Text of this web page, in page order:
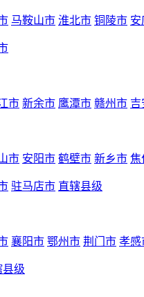
马鞍山市 淮北市 铜陵市 安
市 新余市 鹰潭市 赣州市 吉
市 安阳市 鹤壁市 新乡市 焦
驻马店市 直辖县级
襄阳市 鄂州市 荆门市 孝感
县级